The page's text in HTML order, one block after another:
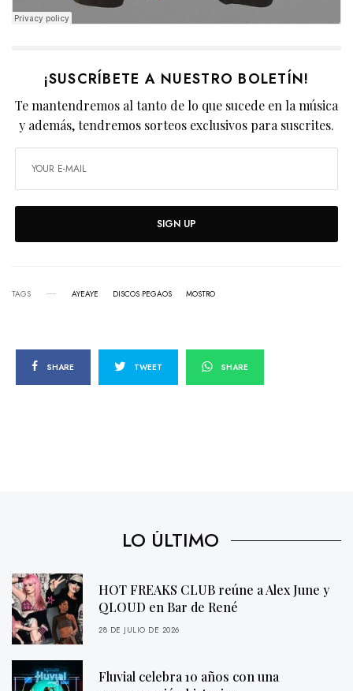
¡SUSCRÍBETE A NUESTRO BOLETÍN!
Te mantendremos al tanto de lo que sucede en la música
y además, tendremos sorteos exclusivos para suscrites.
SIGN UP
TAGS AYEAYE DISCOS PEGAOS MOSTRO
SHARE TWEET SHARE
LO ÚLTIMO
HOT FREAKS CLUB reúne a Alex June y
QLOUD en Bar de René
28 DE JULIO DE 2026
Fluvial celebra 10 años con una